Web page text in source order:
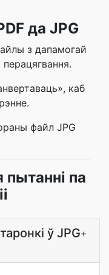
да JPG
з дапамогай
каб
файл JPG
пытанні па
ў JPG+